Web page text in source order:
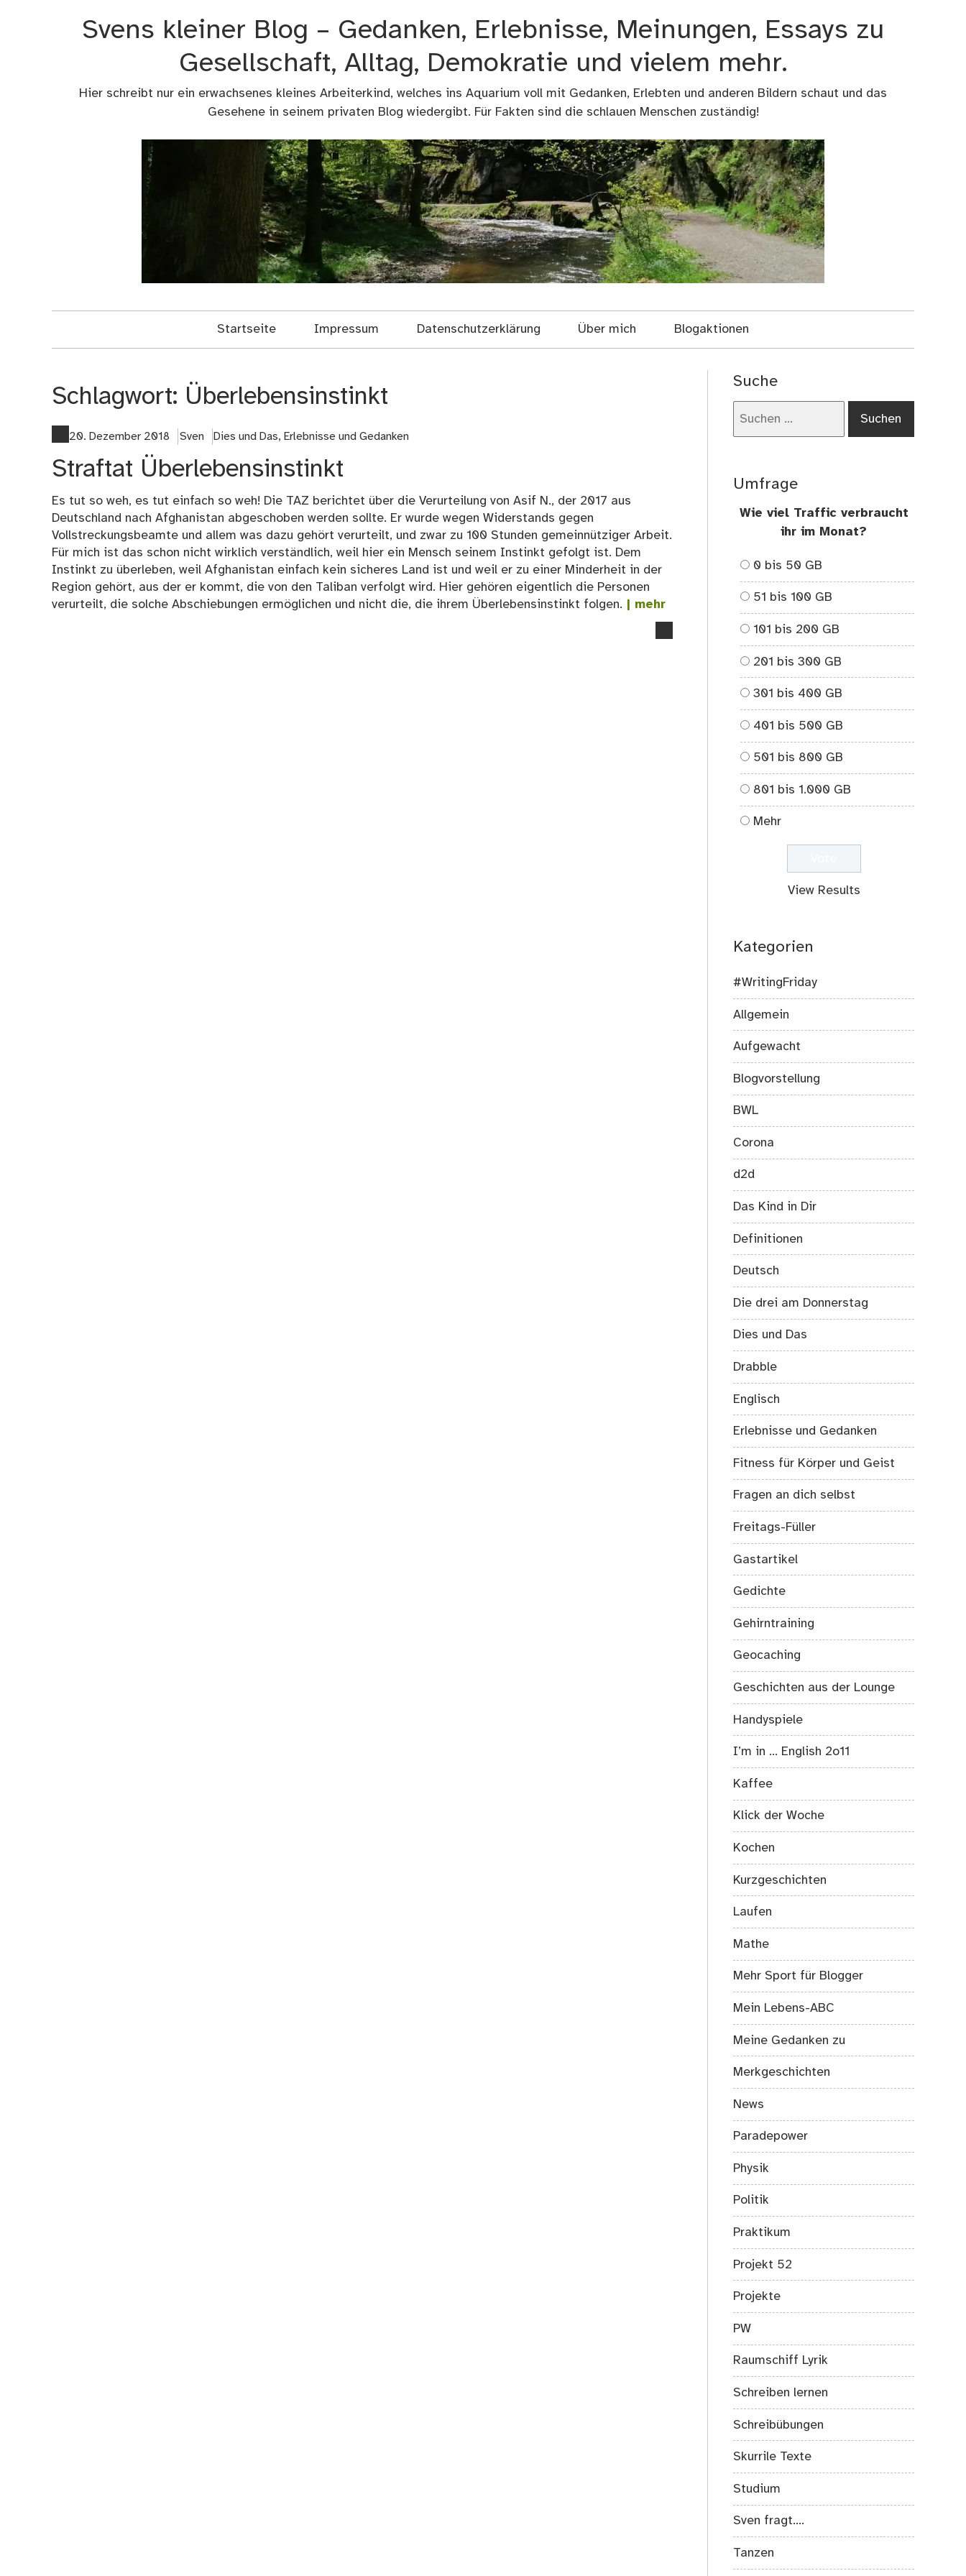
Svens kleiner Blog – Gedanken, Erlebnisse, Meinungen, Essays zu
Gesellschaft, Alltag, Demokratie und vielem mehr.
Hier schreibt nur ein erwachsenes kleines Arbeiterkind, welches ins Aquarium voll mit Gedanken, Erlebten und anderen Bildern schaut und das
Gesehene in seinem privaten Blog wiedergibt. Für Fakten sind die schlauen Menschen zuständig!
Startseite Impressum Datenschutzerklärung Über mich Blogaktionen
Schlagwort: Überlebensinstinkt
20. Dezember 2018 Sven Dies und Das, Erlebnisse und Gedanken
Straftat Überlebensinstinkt
Es tut so weh, es tut einfach so weh! Die TAZ berichtet über die Verurteilung von Asif N., der 2017 aus
Deutschland nach Afghanistan abgeschoben werden sollte. Er wurde wegen Widerstands gegen
Vollstreckungsbeamte und allem was dazu gehört verurteilt, und zwar zu 100 Stunden gemeinnütziger Arbeit.
Für mich ist das schon nicht wirklich verständlich, weil hier ein Mensch seinem Instinkt gefolgt ist. Dem
Instinkt zu überleben, weil Afghanistan einfach kein sicheres Land ist und weil er zu einer Minderheit in der
Region gehört, aus der er kommt, die von den Taliban verfolgt wird. Hier gehören eigentlich die Personen
verurteilt, die solche Abschiebungen ermöglichen und nicht die, die ihrem Überlebensinstinkt folgen. | mehr
Überlebensinstinkt
Suche
Umfrage
Wie viel Traffic verbraucht
ihr im Monat?
0 bis 50 GB
51 bis 100 GB
101 bis 200 GB
201 bis 300 GB
301 bis 400 GB
401 bis 500 GB
501 bis 800 GB
801 bis 1.000 GB
Mehr
View Results
Kategorien
#WritingFriday
Allgemein
Aufgewacht
Blogvorstellung
BWL
Corona
d2d
Das Kind in Dir
Definitionen
Deutsch
Die drei am Donnerstag
Dies und Das
Drabble
Englisch
Erlebnisse und Gedanken
Fitness für Körper und Geist
Fragen an dich selbst
Freitags-Füller
Gastartikel
Gedichte
Gehirntraining
Geocaching
Geschichten aus der Lounge
Handyspiele
I’m in … English 2o11
Kaffee
Klick der Woche
Kochen
Kurzgeschichten
Laufen
Mathe
Mehr Sport für Blogger
Mein Lebens-ABC
Meine Gedanken zu
Merkgeschichten
News
Paradepower
Physik
Politik
Praktikum
Projekt 52
Projekte
PW
Raumschiff Lyrik
Schreiben lernen
Schreibübungen
Skurrile Texte
Studium
Sven fragt….
Tanzen